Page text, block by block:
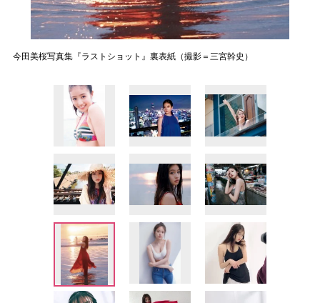
今田美桜写真集『ラストショット』裏表紙（撮影＝三宮幹史）